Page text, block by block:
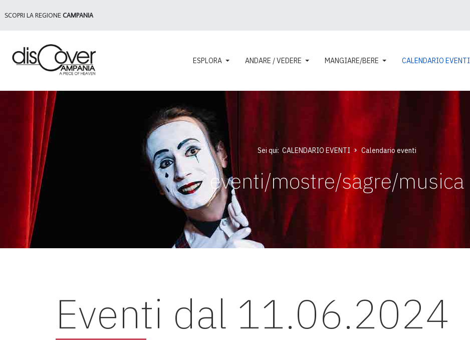
SCOPRI LA REGIONE CAMPANIA
ESPLORA ANDARE / VEDERE MANGIARE/BERE CALENDARIO EVENTI
Sei qui: CALENDARIO EVENTI Calendario eventi
eventi/mostre/sagre/musica
Eventi dal 11.06.2024